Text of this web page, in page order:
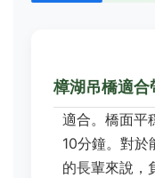
樟湖吊橋適合
適合。橋面平
10分鐘。對於
的長輩來說，